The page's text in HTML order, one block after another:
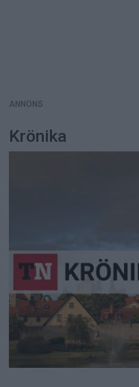
ANNONS
Krönika